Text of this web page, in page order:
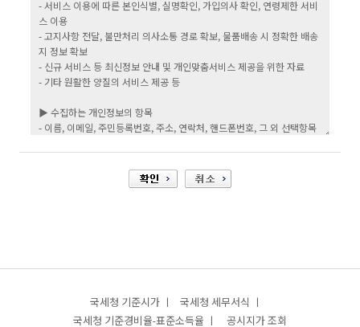
국세청 기준시가 ㅣ
국세청 세무서식 ㅣ
국세청 기준경비율-표준소득율 ㅣ
공시지가 조회